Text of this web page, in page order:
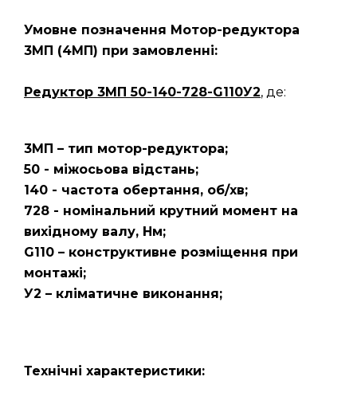
Умовне позначення Мотор-редуктора
3МП (4МП) при замовленні:
Редуктор 3МП 50-140-728-G110У2, де:
3МП – тип мотор-редуктора;
50 - міжосьова відстань;
140 - частота обертання, об/хв;
728 - номінальний крутний момент на
вихідному валу, Нм;
G110 – конструктивне розміщення при
монтажі;
У2 – кліматичне виконання;
Технічні характеристики: